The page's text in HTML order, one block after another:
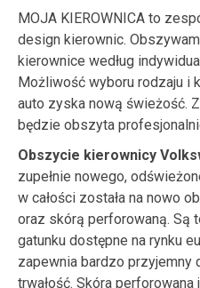
MOJA KIEROWNICA to
design kierownic.
kierownice według
Możliwość wyboru rodzaju i
auto zyska nową świeżość.
będzie obszyta
Obszycie kierownicy
zupełnie nowego,
w całości została na nowo
oraz skórą perforowaną. Są
gatunku dostępne na rynku
zapewnia bardzo przyjemny
trwałość. Skóra